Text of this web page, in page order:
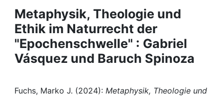
Projects
People
Institutions
Awards
Metaphysik, Theologie und
Ethik im Naturrecht der
"Epochenschwelle" : Gabriel
Vásquez und Baruch Spinoza
Fuchs, Marko J. (2024): Metaphysik, Theologie und